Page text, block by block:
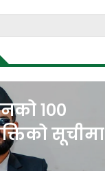
१००
सूचीमा